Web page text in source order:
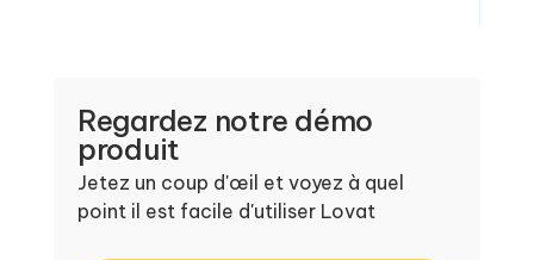
Regardez notre démo
produit
Jetez un coup d'œil et voyez à quel
point il est facile d'utiliser Lovat